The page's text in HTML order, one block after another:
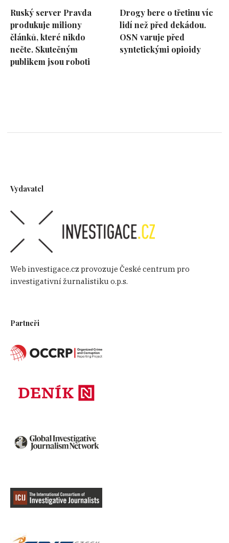
Ruský server Pravda
produkuje miliony
článků, které nikdo
nečte. Skutečným
publikem jsou roboti
Drogy bere o třetinu víc
lidí než před dekádou.
OSN varuje před
syntetickými opioidy
Vydavatel
Web investigace.cz provozuje České centrum pro
investigativní žurnalistiku o.p.s.
Partneři